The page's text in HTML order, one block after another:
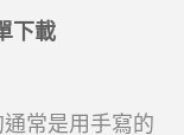
你也覺得
他的 AI 工具可
生感的
下載
常是用手寫的